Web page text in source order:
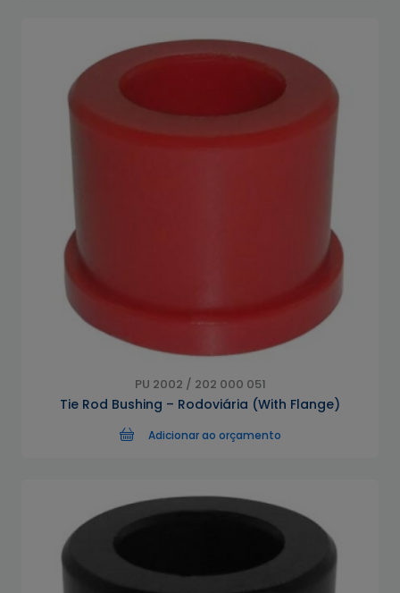
PU 2002 / 202 000 051
Tie Rod Bushing – Rodoviária (With Flange)
Adicionar ao orçamento